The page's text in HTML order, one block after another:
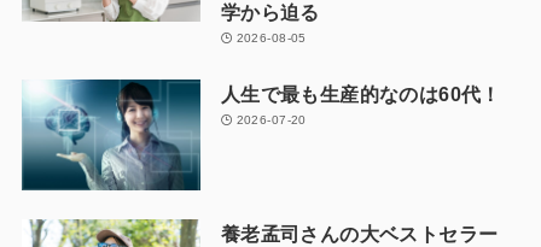
学から迫る
2026-08-05
人生で最も生産的なのは60代！
2026-07-20
養老孟司さんの大ベストセラー